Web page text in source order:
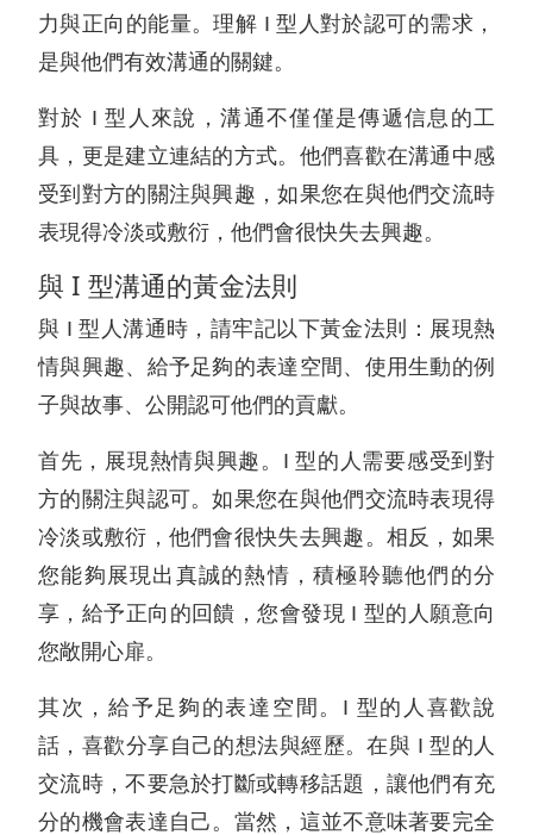
力與正向的能量。理解 I 型人對於認可的需求，
是與他們有效溝通的關鍵。
對於 I 型人來說，溝通不僅僅是傳遞信息的工
具，更是建立連結的方式。他們喜歡在溝通中感
受到對方的關注與興趣，如果您在與他們交流時
表現得冷淡或敷衍，他們會很快失去興趣。
與 I 型溝通的黃金法則
與 I 型人溝通時，請牢記以下黃金法則：展現熱
情與興趣、給予足夠的表達空間、使用生動的例
子與故事、公開認可他們的貢獻。
首先，展現熱情與興趣。I 型的人需要感受到對
方的關注與認可。如果您在與他們交流時表現得
冷淡或敷衍，他們會很快失去興趣。相反，如果
您能夠展現出真誠的熱情，積極聆聽他們的分
享，給予正向的回饋，您會發現 I 型的人願意向
您敞開心扉。
其次，給予足夠的表達空間。I 型的人喜歡說
話，喜歡分享自己的想法與經歷。在與 I 型的人
交流時，不要急於打斷或轉移話題，讓他們有充
分的機會表達自己。當然，這並不意味著要完全